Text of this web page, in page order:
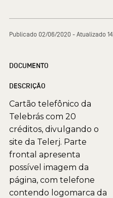
Publicado 02/06/2020 - Atualizado
DOCUMENTO
DESCRIÇÃO
Cartão telefônico da
Telebrás com 20
créditos, divulgando o
site da Telerj. Parte
frontal apresenta
possível imagem da
página, com telefone
contendo logomarca da